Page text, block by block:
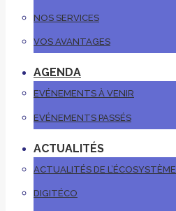
NOS SERVICES
VOS AVANTAGES
AGENDA
EVÉNEMENTS À VENIR
EVÉNEMENTS PASSÉS
ACTUALITÉS
ACTUALITÉS DE L’ÉCOSYSTÈME
DIGITÉCO